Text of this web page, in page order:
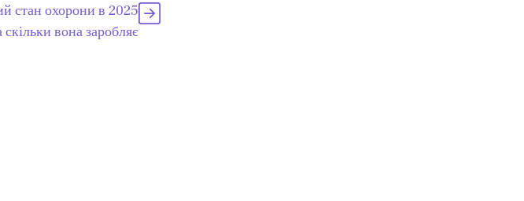
стан охорони в 2025
скільки вона заробляє